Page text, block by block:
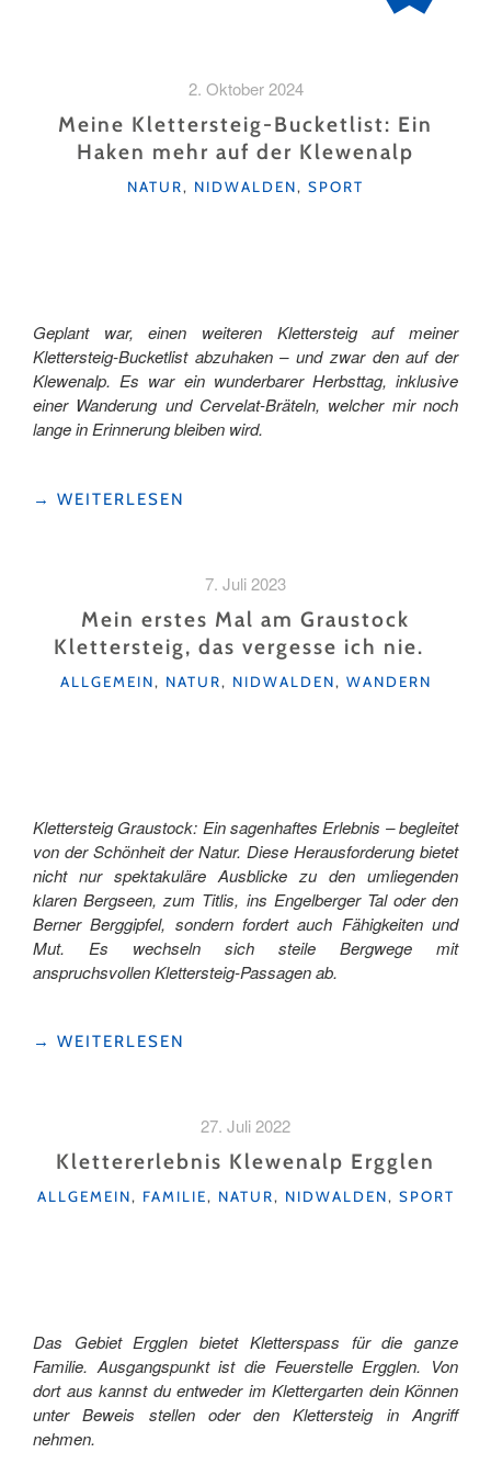
2. Oktober 2024
Meine Klettersteig-Bucketlist: Ein
Haken mehr auf der Klewenalp
KATEGORIEN
NATUR, NIDWALDEN, SPORT
Geplant war, einen weiteren Klettersteig auf meiner
Klettersteig-Bucketlist abzuhaken – und zwar den auf der
Klewenalp. Es war ein wunderbarer Herbsttag, inklusive
einer Wanderung und Cervelat-Bräteln, welcher mir noch
lange in Erinnerung bleiben wird.
"MEINE
MEHR
AUF
DER
KLEWENALP"
→ WEITERLESEN
7. Juli 2023
Mein erstes Mal am Graustock
Klettersteig, das vergesse ich nie.
KATEGORIEN
ALLGEMEIN, NATUR, NIDWALDEN, WANDERN
Klettersteig Graustock: Ein sagenhaftes Erlebnis – begleitet
von der Schönheit der Natur. Diese Herausforderung bietet
nicht nur spektakuläre Ausblicke zu den umliegenden
klaren Bergseen, zum Titlis, ins Engelberger Tal oder den
Berner Berggipfel, sondern fordert auch Fähigkeiten und
Mut. Es wechseln sich steile Bergwege mit
anspruchsvollen Klettersteig-Passagen ab.
"MEIN
KLETTERSTEIG,
VERGESSE
→ WEITERLESEN
27. Juli 2022
Klettererlebnis Klewenalp Ergglen
KATEGORIEN
ALLGEMEIN, FAMILIE, NATUR, NIDWALDEN, SPORT
Das Gebiet Ergglen bietet Kletterspass für die ganze
Familie. Ausgangspunkt ist die Feuerstelle Ergglen. Von
dort aus kannst du entweder im Klettergarten dein Können
unter Beweis stellen oder den Klettersteig in Angriff
nehmen.